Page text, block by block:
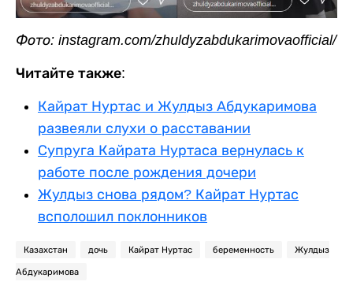
Фото: instagram.com/zhuldyzabdukarimovaofficial/
Читайте также:
Кайрат Нуртас и Жулдыз Абдукаримова
развеяли слухи о расставании
Супруга Кайрата Нуртаса вернулась к
работе после рождения дочери
Жулдыз снова рядом? Кайрат Нуртас
всполошил поклонников
Казахстан дочь Кайрат Нуртас беременность Жулдыз
Абдукаримова